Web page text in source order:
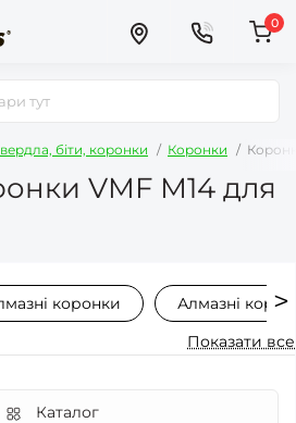
0
біти, коронки Коронки
VMF М14 для
коронки
Алмазні
Показати все
Каталог